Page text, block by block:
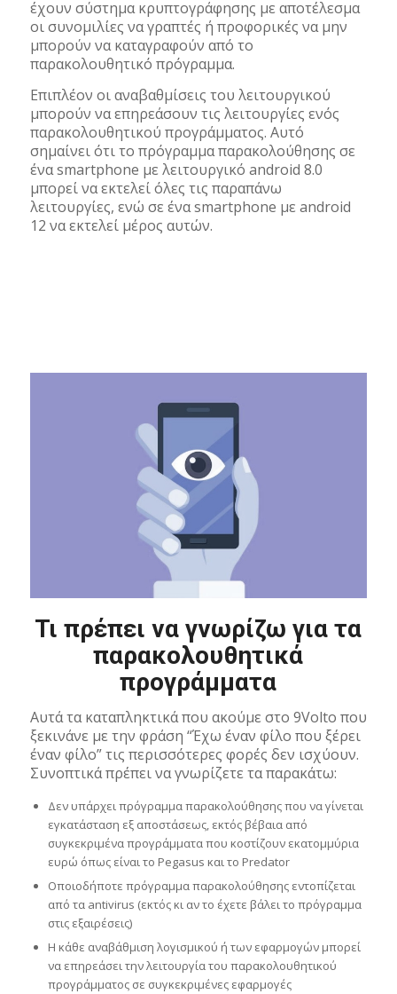
έχουν σύστημα κρυπτογράφησης με αποτέλεσμα
οι συνομιλίες να γραπτές ή προφορικές να μην
μπορούν να καταγραφούν από το
παρακολουθητικό πρόγραμμα.
Επιπλέον οι αναβαθμίσεις του λειτουργικού
μπορούν να επηρεάσουν τις λειτουργίες ενός
παρακολουθητικού προγράμματος. Αυτό
σημαίνει ότι το πρόγραμμα παρακολούθησης σε
ένα smartphone με λειτουργικό android 8.0
μπορεί να εκτελεί όλες τις παραπάνω
λειτουργίες, ενώ σε ένα smartphone με android
12 να εκτελεί μέρος αυτών.
Τι πρέπει να γνωρίζω για τα
παρακολουθητικά
προγράμματα
Αυτά τα καταπληκτικά που ακούμε στο 9Volto που
ξεκινάνε με την φράση “Έχω έναν φίλο που ξέρει
έναν φίλο” τις περισσότερες φορές δεν ισχύουν.
Συνοπτικά πρέπει να γνωρίζετε τα παρακάτω:
Δεν υπάρχει πρόγραμμα παρακολούθησης που να γίνεται
εγκατάσταση εξ αποστάσεως, εκτός βέβαια από
συγκεκριμένα προγράμματα που κοστίζουν εκατομμύρια
ευρώ όπως είναι το Pegasus και το Predator
Οποιοδήποτε πρόγραμμα παρακολούθησης εντοπίζεται
από τα antivirus (εκτός κι αν το έχετε βάλει το πρόγραμμα
στις εξαιρέσεις)
Η κάθε αναβάθμιση λογισμικού ή των εφαρμογών μπορεί
να επηρεάσει την λειτουργία του παρακολουθητικού
προγράμματος σε συγκεκριμένες εφαρμογές